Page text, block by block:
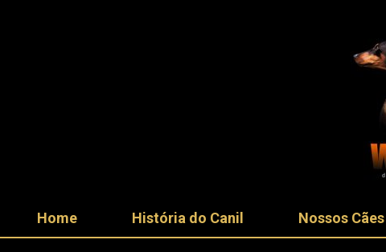
Home História do Canil Nossos Cães